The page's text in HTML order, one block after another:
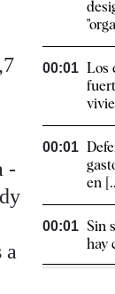
-
a
00:01 Los
00:01
en
00:01 Sin
hay